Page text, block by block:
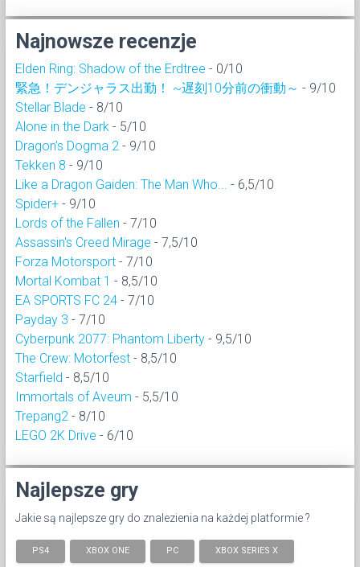
Najnowsze recenzje
Elden Ring: Shadow of the Erdtree - 0/10
緊急！デンジャラス出勤！ ~遅刻10分前の衝動～ - 9/10
Stellar Blade - 8/10
Alone in the Dark - 5/10
Dragon’s Dogma 2 - 9/10
Tekken 8 - 9/10
Like a Dragon Gaiden: The Man Who...
- 6,5/10
Spider+ - 9/10
Lords of the Fallen - 7/10
Assassin's Creed Mirage - 7,5/10
Forza Motorsport - 7/10
Mortal Kombat 1 - 8,5/10
EA SPORTS FC 24 - 7/10
Payday 3 - 7/10
Cyberpunk 2077: Phantom Liberty - 9,5/10
The Crew: Motorfest - 8,5/10
Starfield - 8,5/10
Immortals of Aveum - 5,5/10
Trepang2 - 8/10
LEGO 2K Drive - 6/10
Najlepsze gry
Jakie są najlepsze gry do znalezienia na każdej platformie ?
PS4 XBOX ONE PC XBOX SERIES X